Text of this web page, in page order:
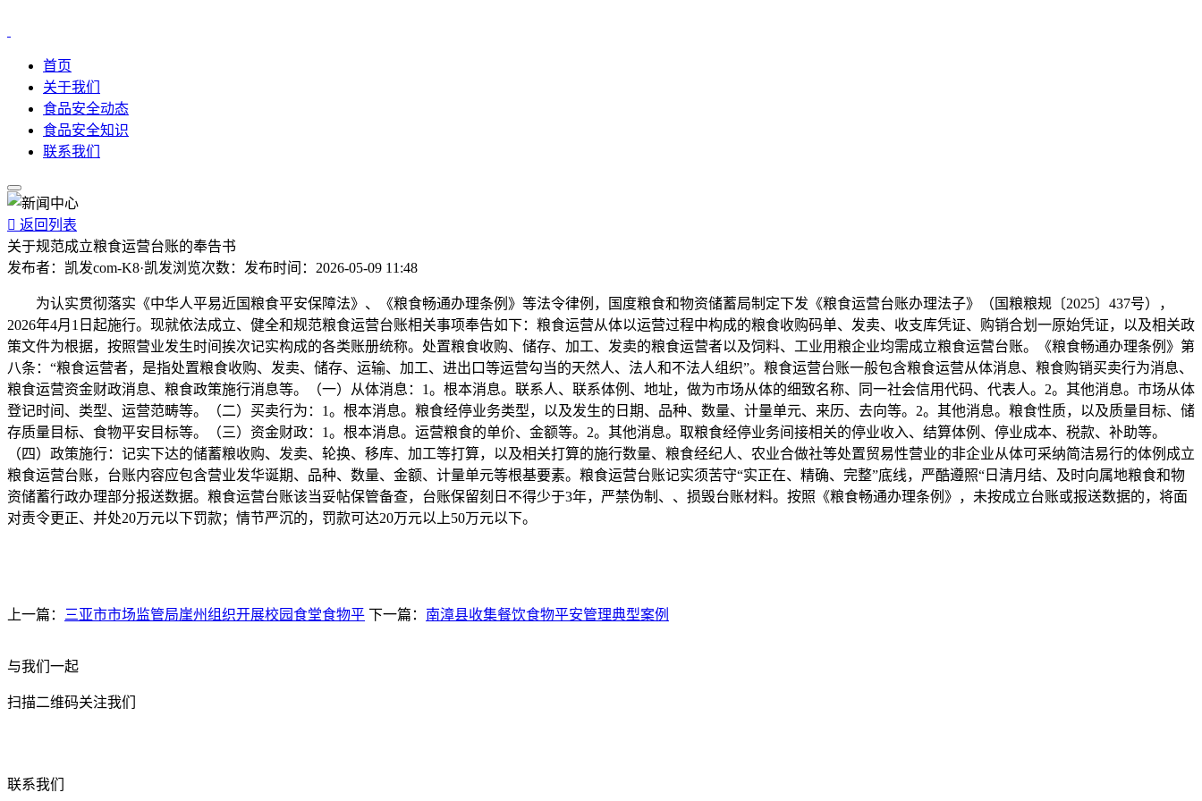
首页
关于我们
食品安全动态
食品安全知识
联系我们
 返回列表
关于规范成立粮食运营台账的奉告书
发布者： 凯发com-K8·凯发浏览次数： 发布时间： 2026-05-09 11:48
为认实贯彻落实《中华人平易近国粮食平安保障法》、《粮食畅通办理条例》等法令律例，国度粮食和物资储蓄局制定下发《粮食运营台账办理法子》（国粮粮规〔2025〕437号），
2026年4月1日起施行。现就依法成立、健全和规范粮食运营台账相关事项奉告如下：粮食运营从体以运营过程中构成的粮食收购码单、发卖、收支库凭证、购销合划一原始凭证，以及相关政
策文件为根据，按照营业发生时间挨次记实构成的各类账册统称。处置粮食收购、储存、加工、发卖的粮食运营者以及饲料、工业用粮企业均需成立粮食运营台账。《粮食畅通办理条例》第
八条：“粮食运营者，是指处置粮食收购、发卖、储存、运输、加工、进出口等运营勾当的天然人、法人和不法人组织”。粮食运营台账一般包含粮食运营从体消息、粮食购销买卖行为消息、
粮食运营资金财政消息、粮食政策施行消息等。（一）从体消息：1。根本消息。联系人、联系体例、地址，做为市场从体的细致名称、同一社会信用代码、代表人。2。其他消息。市场从体
登记时间、类型、运营范畴等。（二）买卖行为：1。根本消息。粮食经停业务类型，以及发生的日期、品种、数量、计量单元、来历、去向等。2。其他消息。粮食性质，以及质量目标、储
存质量目标、食物平安目标等。（三）资金财政：1。根本消息。运营粮食的单价、金额等。2。其他消息。取粮食经停业务间接相关的停业收入、结算体例、停业成本、税款、补助等。
（四）政策施行：记实下达的储蓄粮收购、发卖、轮换、移库、加工等打算，以及相关打算的施行数量、粮食经纪人、农业合做社等处置贸易性营业的非企业从体可采纳简洁易行的体例成立
粮食运营台账，台账内容应包含营业发华诞期、品种、数量、金额、计量单元等根基要素。粮食运营台账记实须苦守“实正在、精确、完整”底线，严酷遵照“日清月结、及时向属地粮食和物
资储蓄行政办理部分报送数据。粮食运营台账该当妥帖保管备查，台账保留刻日不得少于3年，严禁伪制、、损毁台账材料。按照《粮食畅通办理条例》，未按成立台账或报送数据的，将面
对责令更正、并处20万元以下罚款；情节严沉的，罚款可达20万元以上50万元以下。
上一篇： 三亚市市场监管局崖州组织开展校园食堂食物平 下一篇： 南漳县收集餐饮食物平安管理典型案例
与我们一起
扫描二维码关注我们
联系我们